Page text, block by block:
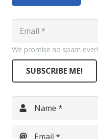
We promise no spam ever!
SUBSCRIBE ME!
Name *
Email *